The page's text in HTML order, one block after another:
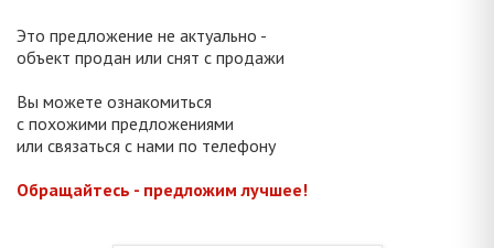
Это предложение не актуально -
объект продан или снят с продажи
Вы можете ознакомиться
с похожими предложениями
или связаться с нами по телефону
Обращайтесь - предложим лучшее!